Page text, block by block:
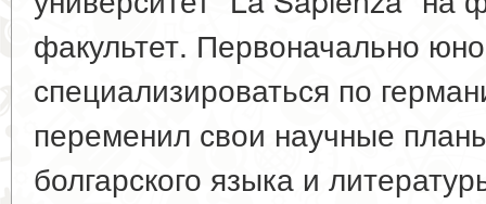
факультет. Первоначально
специализироваться по
переменил свои научные
болгарского языка и